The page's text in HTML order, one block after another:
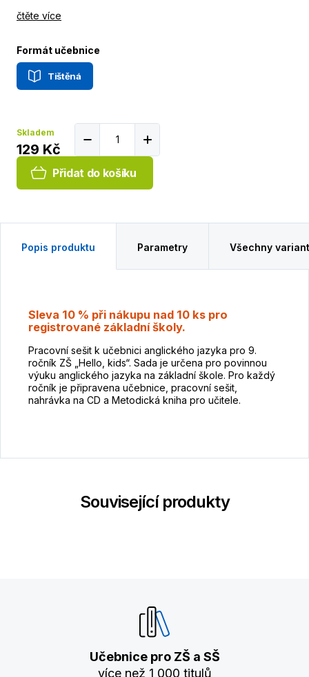
čtěte více
Formát učebnice
Tištěná
Skladem
129 Kč
Přidat do košíku
Popis produktu Parametry Všechny
Sleva 10 % při nákupu nad 10 ks pro
registrované základní školy.
Pracovní sešit k učebnici anglického jazyka pro 9.
ročník ZŠ „Hello, kids“. Sada je určena pro povinnou
výuku anglického jazyka na základní škole. Pro každý
ročník je připravena učebnice, pracovní sešit,
nahrávka na CD a Metodická kniha pro učitele.
Související produkty
Učebnice pro ZŠ a SŠ
více než 1 000 titulů